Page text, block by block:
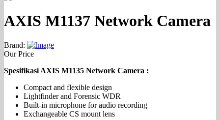
AXIS M1137 Network Camera
Brand:
Our Price
Spesifikasi AXIS M1135 Network Camera :
Compact and flexible design
Lightfinder and Forensic WDR
Built-in microphone for audio recording
Exchangeable CS mount lens